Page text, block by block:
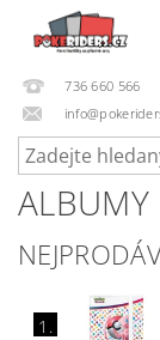
736 660 566
ALBUMY
1.